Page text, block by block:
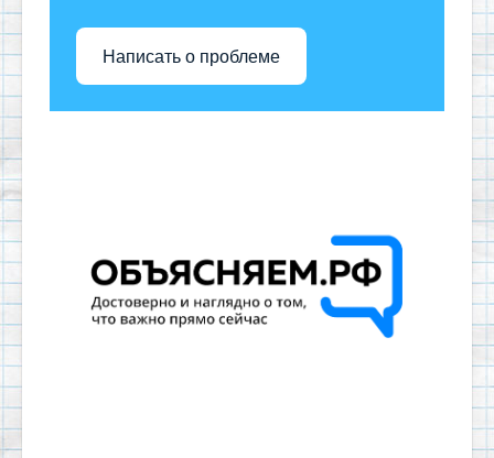
Написать о проблеме